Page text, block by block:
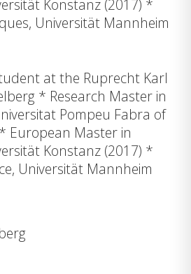
Konstanz (2017) *
Universität Mannheim
at the Ruprecht Karl
* Research Master in
Pompeu Fabra of
European Master in
Konstanz (2017) *
Universität Mannheim